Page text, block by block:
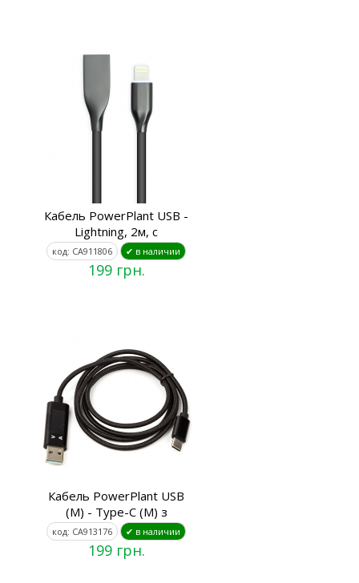
Кабель PowerPlant USB -
Lightning, 2м, с
код: CA911806 ✔ в наличии
199 грн.
Кабель PowerPlant USB
(M) - Type-C (M) з
код: CA913176 ✔ в наличии
199 грн.